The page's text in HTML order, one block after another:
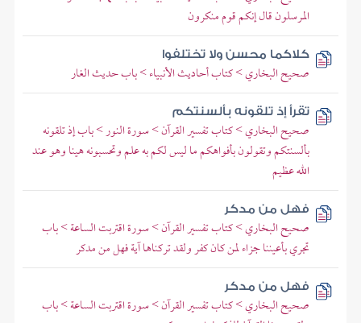
المرسلون قال إنكم قوم منكرون
كلاكما محسن ولا تختلفوا
صحيح البخاري > كتاب أحاديث الأنبياء > باب حديث الغار
تقرأ إذ تلقونه بألسنتكم
صحيح البخاري > كتاب تفسير القرآن > سورة النور > باب إذ تلقونه
بألسنتكم وتقولون بأفواهكم ما ليس لكم به علم وتحسبونه هينا وهو عند
الله عظيم
فهل من مدكر
صحيح البخاري > كتاب تفسير القرآن > سورة اقتربت الساعة > باب
تجري بأعيننا جزاء لمن كان كفر ولقد تركناها آية فهل من مدكر
فهل من مدكر
صحيح البخاري > كتاب تفسير القرآن > سورة اقتربت الساعة > باب